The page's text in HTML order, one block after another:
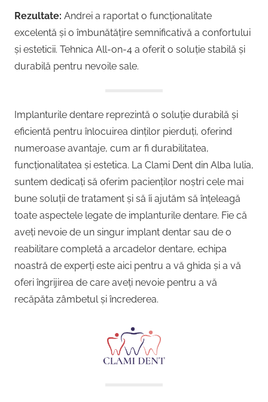
Rezultate: Andrei a raportat o funcționalitate
excelentă și o îmbunătățire semnificativă a confortului
și esteticii. Tehnica All-on-4 a oferit o soluție stabilă și
durabilă pentru nevoile sale.
Implanturile dentare reprezintă o soluție durabilă și
eficientă pentru înlocuirea dinților pierduți, oferind
numeroase avantaje, cum ar fi durabilitatea,
funcționalitatea și estetica. La Clami Dent din Alba Iulia,
suntem dedicați să oferim pacienților noștri cele mai
bune soluții de tratament și să îi ajutăm să înțeleagă
toate aspectele legate de implanturile dentare. Fie că
aveți nevoie de un singur implant dentar sau de o
reabilitare completă a arcadelor dentare, echipa
noastră de experți este aici pentru a vă ghida și a vă
oferi îngrijirea de care aveți nevoie pentru a vă
recăpăta zâmbetul și încrederea.